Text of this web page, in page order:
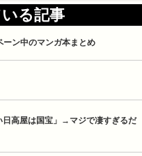
る記事
ーン中のマンガ本まとめ
日高屋は国宝」→マジで凄すぎるだ